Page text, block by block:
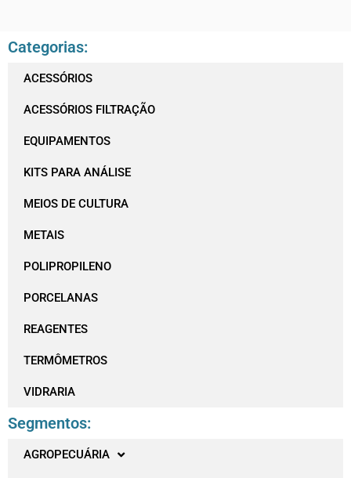
Categorias:
ACESSÓRIOS
ACESSÓRIOS FILTRAÇÃO
EQUIPAMENTOS
KITS PARA ANÁLISE
MEIOS DE CULTURA
METAIS
POLIPROPILENO
PORCELANAS
REAGENTES
TERMÔMETROS
VIDRARIA
Segmentos:
AGROPECUÁRIA